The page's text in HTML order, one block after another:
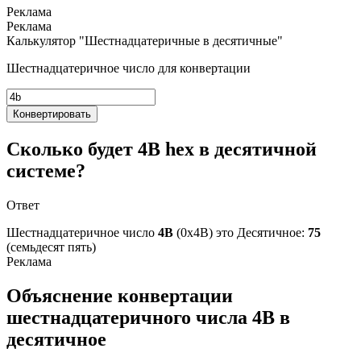
Калькулятор "Шестнадцатеричные в десятичные"
Шестнадцатеричное число для конвертации
Конвертировать
Сколько будет 4B hex в десятичной
системе?
Ответ
Шестнадцатеричное число 4B (0x4B) это Десятичное: 75
(семьдесят пять)
Объяснение конвертации
шестнадцатеричного числа 4B в
десятичное